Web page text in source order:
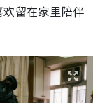
留在家里陪伴